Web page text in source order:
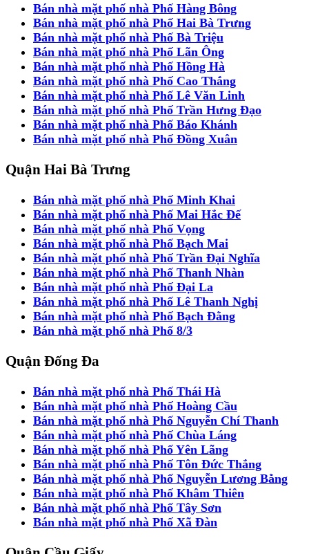
Bán nhà mặt phố nhà Phố Hàng Bông
Bán nhà mặt phố nhà Phố Hai Bà Trưng
Bán nhà mặt phố nhà Phố Bà Triệu
Bán nhà mặt phố nhà Phố Lãn Ông
Bán nhà mặt phố nhà Phố Hồng Hà
Bán nhà mặt phố nhà Phố Cao Thắng
Bán nhà mặt phố nhà Phố Lê Văn Linh
Bán nhà mặt phố nhà Phố Trần Hưng Đạo
Bán nhà mặt phố nhà Phố Báo Khánh
Bán nhà mặt phố nhà Phố Đồng Xuân
Quận Hai Bà Trưng
Bán nhà mặt phố nhà Phố Minh Khai
Bán nhà mặt phố nhà Phố Mai Hắc Đế
Bán nhà mặt phố nhà Phố Vọng
Bán nhà mặt phố nhà Phố Bạch Mai
Bán nhà mặt phố nhà Phố Trần Đại Nghĩa
Bán nhà mặt phố nhà Phố Thanh Nhàn
Bán nhà mặt phố nhà Phố Đại La
Bán nhà mặt phố nhà Phố Lê Thanh Nghị
Bán nhà mặt phố nhà Phố Bạch Đằng
Bán nhà mặt phố nhà Phố 8/3
Quận Đống Đa
Bán nhà mặt phố nhà Phố Thái Hà
Bán nhà mặt phố nhà Phố Hoàng Cầu
Bán nhà mặt phố nhà Phố Nguyễn Chí Thanh
Bán nhà mặt phố nhà Phố Chùa Láng
Bán nhà mặt phố nhà Phố Yên Lãng
Bán nhà mặt phố nhà Phố Tôn Đức Thắng
Bán nhà mặt phố nhà Phố Nguyễn Lương Bằng
Bán nhà mặt phố nhà Phố Khâm Thiên
Bán nhà mặt phố nhà Phố Tây Sơn
Bán nhà mặt phố nhà Phố Xã Đàn